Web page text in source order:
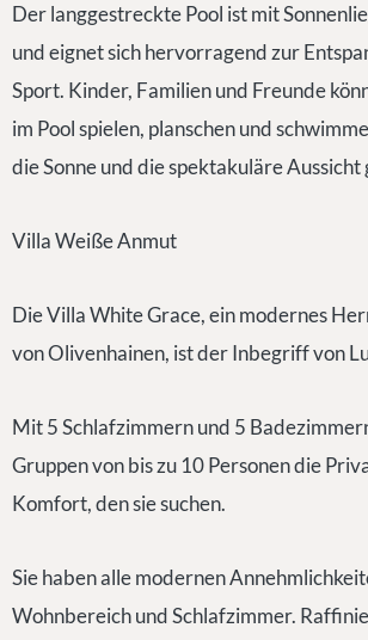
Der langgestreckte Pool ist mit
und eignet sich hervorragend zur
Sport. Kinder, Familien und Freunde
im Pool spielen, planschen und
die Sonne und die spektakuläre Aussicht
Villa Weiße Anmut
Die Villa White Grace, ein modernes
von Olivenhainen, ist der Inbegriff von
Mit 5 Schlafzimmern und 5
Gruppen von bis zu 10 Personen die
Komfort, den sie suchen.
Sie haben alle modernen
Wohnbereich und Schlafzimmer.